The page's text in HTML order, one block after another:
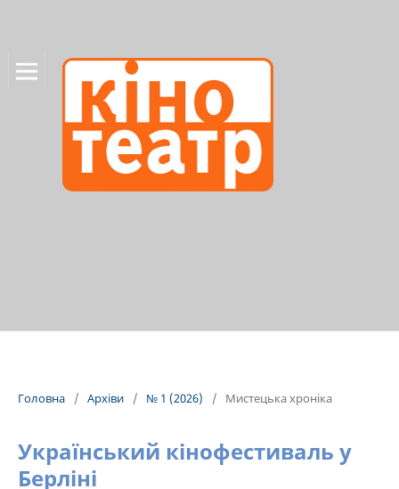
Головна / Архіви / № 1 (2026) / Мистецька хроніка
Український кінофестиваль у
Берліні